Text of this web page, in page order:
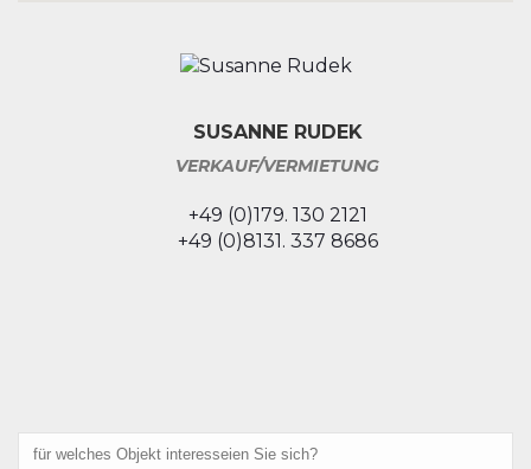
SUSANNE RUDEK
VERKAUF/VERMIETUNG
+49 (0)179. 130 2121
+49 (0)8131. 337 8686